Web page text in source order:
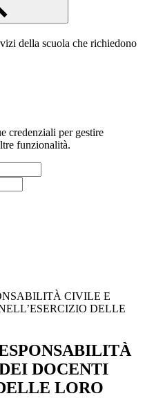
della scuola che richiedono
credenziali per gestire
funzionalità.
CIVILE E
DELLE
DOCENTI
LORO